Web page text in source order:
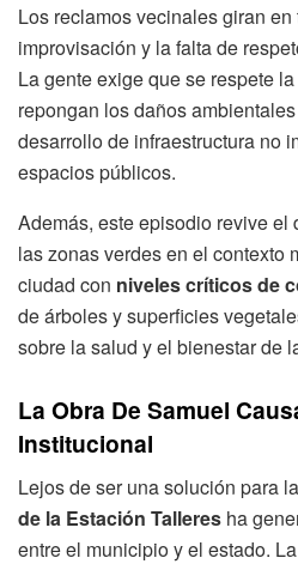
Los reclamos vecinales giran
improvisación y la falta de
La gente exige que se respete
repongan los daños
desarrollo de infraestructura no
espacios públicos.
Además, este episodio revive el
las zonas verdes en el contexto
ciudad con niveles críticos de
de árboles y superficies
sobre la salud y el bienestar de
La Obra De Samuel
Institucional
Lejos de ser una solución para
de la Estación Talleres ha
entre el municipio y el estado.